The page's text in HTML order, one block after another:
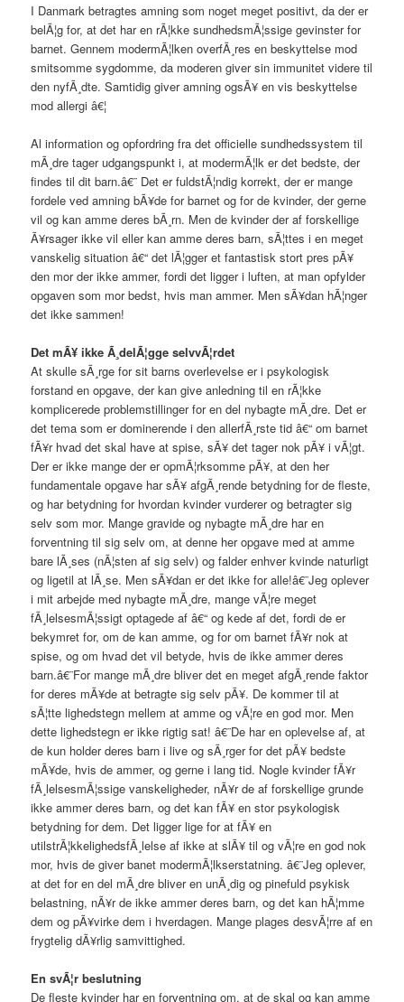
I Danmark betragtes amning som noget meget positivt, da der er
belÃ¦g for, at det har en rÃ¦kke sundhedsmÃ¦ssige gevinster for
barnet. Gennem modermÃ¦lken overfÃ¸res en beskyttelse mod
smitsomme sygdomme, da moderen giver sin immunitet videre til
den nyfÃ¸dte. Samtidig giver amning ogsÃ¥ en vis beskyttelse
mod allergi â€¦
Al information og opfordring fra det officielle sundhedssystem til
mÃ¸dre tager udgangspunkt i, at modermÃ¦lk er det bedste, der
findes til dit barn.â€¨ Det er fuldstÃ¦ndig korrekt, der er mange
fordele ved amning bÃ¥de for barnet og for de kvinder, der gerne
vil og kan amme deres bÃ¸rn. Men de kvinder der af forskellige
Ã¥rsager ikke vil eller kan amme deres barn, sÃ¦ttes i en meget
vanskelig situation â€“ det lÃ¦gger et fantastisk stort pres pÃ¥
den mor der ikke ammer, fordi det ligger i luften, at man opfylder
opgaven som mor bedst, hvis man ammer. Men sÃ¥dan hÃ¦nger
det ikke sammen!
Det mÃ¥ ikke Ã¸delÃ¦gge selvvÃ¦rdet
At skulle sÃ¸rge for sit barns overlevelse er i psykologisk
forstand en opgave, der kan give anledning til en rÃ¦kke
komplicerede problemstillinger for en del nybagte mÃ¸dre. Det er
det tema som er dominerende i den allerfÃ¸rste tid â€“ om barnet
fÃ¥r hvad det skal have at spise, sÃ¥ det tager nok pÃ¥ i vÃ¦gt.
Der er ikke mange der er opmÃ¦rksomme pÃ¥, at den her
fundamentale opgave har sÃ¥ afgÃ¸rende betydning for de fleste,
og har betydning for hvordan kvinder vurderer og betragter sig
selv som mor. Mange gravide og nybagte mÃ¸dre har en
forventning til sig selv om, at denne her opgave med at amme
bare lÃ¸ses (nÃ¦sten af sig selv) og falder enhver kvinde naturligt
og ligetil at lÃ¸se. Men sÃ¥dan er det ikke for alle!â€¨Jeg oplever
i mit arbejde med nybagte mÃ¸dre, mange vÃ¦re meget
fÃ¸lelsesmÃ¦ssigt optagede af â€“ og kede af det, fordi de er
bekymret for, om de kan amme, og for om barnet fÃ¥r nok at
spise, og om hvad det vil betyde, hvis de ikke ammer deres
barn.â€¨For mange mÃ¸dre bliver det en meget afgÃ¸rende faktor
for deres mÃ¥de at betragte sig selv pÃ¥. De kommer til at
sÃ¦tte lighedstegn mellem at amme og vÃ¦re en god mor. Men
dette lighedstegn er ikke rigtig sat! â€¨De har en oplevelse af, at
de kun holder deres barn i live og sÃ¸rger for det pÃ¥ bedste
mÃ¥de, hvis de ammer, og gerne i lang tid. Nogle kvinder fÃ¥r
fÃ¸lelsesmÃ¦ssige vanskeligheder, nÃ¥r de af forskellige grunde
ikke ammer deres barn, og det kan fÃ¥ en stor psykologisk
betydning for dem. Det ligger lige for at fÃ¥ en
utilstrÃ¦kkelighedsfÃ¸lelse af ikke at slÃ¥ til og vÃ¦re en god nok
mor, hvis de giver banet modermÃ¦lkserstatning. â€¨Jeg oplever,
at det for en del mÃ¸dre bliver en unÃ¸dig og pinefuld psykisk
belastning, nÃ¥r de ikke ammer deres barn, og det kan hÃ¦mme
dem og pÃ¥virke dem i hverdagen. Mange plages desvÃ¦rre af en
frygtelig dÃ¥rlig samvittighed.
En svÃ¦r beslutning
De fleste kvinder har en forventning om, at de skal og kan amme